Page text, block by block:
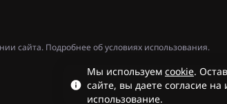
сайта. Подробнее об условиях использования.
Мы используем cookie.
сайте, вы даете согласие на
использование.